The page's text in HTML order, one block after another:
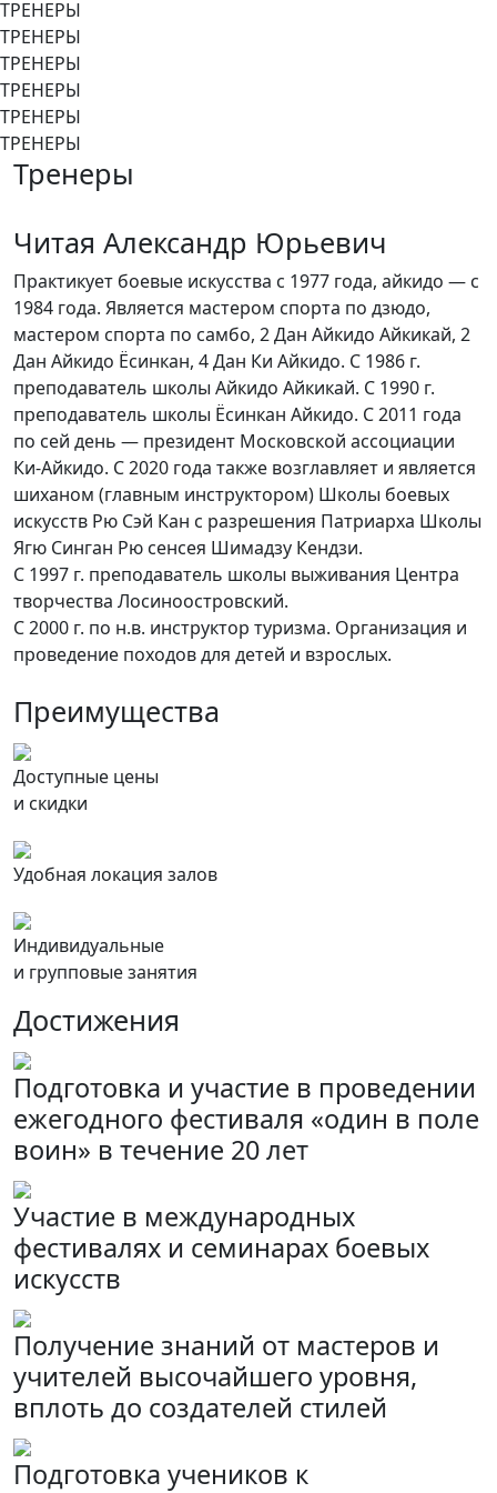
ТРЕНЕРЫ
ТРЕНЕРЫ
ТРЕНЕРЫ
ТРЕНЕРЫ
ТРЕНЕРЫ
ТРЕНЕРЫ
Тренеры
Читая Александр Юрьевич
Практикует боевые искусства с 1977 года, айкидо — с
1984 года. Является мастером спорта по дзюдо,
мастером спорта по самбо, 2 Дан Айкидо Айкикай, 2
Дан Айкидо Ёсинкан, 4 Дан Ки Айкидо. С 1986 г.
преподаватель школы Айкидо Айкикай. С 1990 г.
преподаватель школы Ёсинкан Айкидо. С 2011 года
по сей день — президент Московской ассоциации
Ки-Айкидо. С 2020 года также возглавляет и является
шиханом (главным инструктором) Школы боевых
искусств Рю Сэй Кан с разрешения Патриарха Школы
Ягю Синган Рю сенсея Шимадзу Кендзи.
С 1997 г. преподаватель школы выживания Центра
творчества Лосиноостровский.
С 2000 г. по н.в. инструктор туризма. Организация и
проведение походов для детей и взрослых.
Преимущества
Доступные цены
и скидки
Удобная локация залов
Индивидуальные
и групповые занятия
Достижения
Подготовка и участие в проведении
ежегодного фестиваля «один в поле
воин» в течение 20 лет
Участие в международных
фестивалях и семинарах боевых
искусств
Получение знаний от мастеров и
учителей высочайшего уровня,
вплоть до создателей стилей
Подготовка учеников к